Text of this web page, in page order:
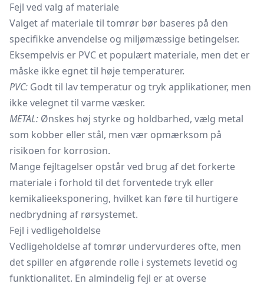
Fejl ved valg af materiale
Valget af materiale til tomrør bør baseres på den
specifikke anvendelse og miljømæssige betingelser.
Eksempelvis er PVC et populært materiale, men det er
måske ikke egnet til høje temperaturer.
PVC: Godt til lav temperatur og tryk applikationer, men
ikke velegnet til varme væsker.
METAL: Ønskes høj styrke og holdbarhed, vælg metal
som kobber eller stål, men vær opmærksom på
risikoen for korrosion.
Mange fejltagelser opstår ved brug af det forkerte
materiale i forhold til det forventede tryk eller
kemikalieeksponering, hvilket kan føre til hurtigere
nedbrydning af rørsystemet.
Fejl i vedligeholdelse
Vedligeholdelse af tomrør undervurderes ofte, men
det spiller en afgørende rolle i systemets levetid og
funktionalitet. En almindelig fejl er at overse